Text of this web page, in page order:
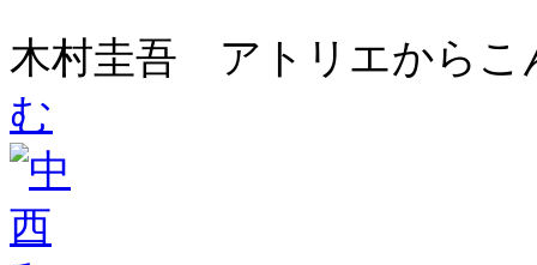
木村圭吾 アトリエから
む